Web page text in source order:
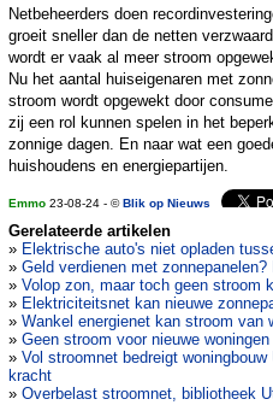
Netbeheerders doen
groeit sneller dan de netten
wordt er vaak al meer stroom
Nu het aantal huiseigenaren met
stroom wordt opgewekt door
zij een rol kunnen spelen in het
zonnige dagen. En naar wat een
huishoudens en energiepartijen.
Emmo 23-08-24 - ©Blik op Nieuws
Gerelateerde artikelen
» Elektrische auto's niet opladen
» Geld verdienen met
» Volop zon, maar toch geen stroom
» Elektriciteitsnet kan nieuwe
» Wankel energienet kan stroom van
» Geen stroom voor nieuwe
» Vol stroomnet bedreigt
kracht
» Overbelast stroomnet, bibliotheek